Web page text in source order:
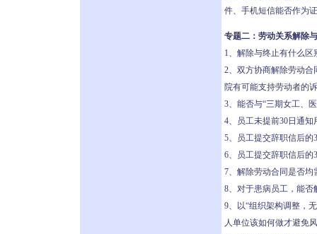
件、手机短信能否作为
专题二：劳动关系解除
1、解除与终止有什么区
2、双方协商解除劳动
院有可能支持劳动者的
3、能否与“三期女工、
4、员工未提前30日通
5、员工提交辞职信后
6、员工提交辞职信后
7、解除劳动合同是否均
8、对于患病员工，能
9、以“组织架构调整，
人单位该如何做才避免